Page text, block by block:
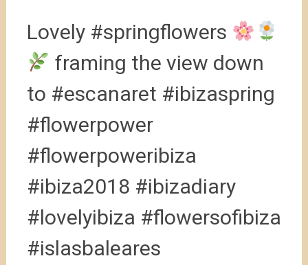
Lovely #springflowers
framing the view down
to #escanaret #ibizaspring
#flowerpower
#flowerpoweribiza
#ibiza2018 #ibizadiary
#lovelyibiza #flowersofibiza
#islasbaleares